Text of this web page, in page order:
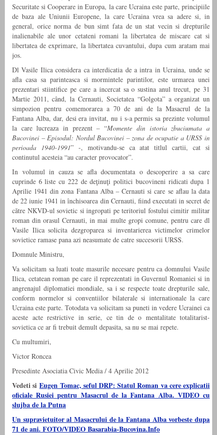
Securitate si Cooperare in Europa, la care Ucraina este parte, principiile
de baza ale Uniunii Europene, la care Ucraina vrea sa adere si, in
general, orice norma de bun simt fata de un stat vecin si drepturile
inalienabile ale unor cetateni romani la libertatea de miscare cat si
libertatea de exprimare, la libertatea cuvantului, dupa cum aratam mai
jos.
Dl Vasile Ilica considera ca interdicatia de a intra in Ucraina, unde se
afla casa sa parinteasca si mormintele parintilor, este urmarea unei
prezentari stiintifice pe care a incercat sa o sustina anul trecut, pe 31
Martie 2011, când, la Cernauti, Societatea “Golgota” a organizat un
simpozion pentru comemorarea a 70 de ani de la Masacrul de la
Fantana Alba, dar, desi era invitat, nu i s-a permis sa prezinte volumul
la care lucreaza in prezent – “Momente din istoria zbuciumata a
Bucovinei – Episodul: Nordul Bucovinei – zona de ocupatie a URSS in
perioada 1940-1991” -, motivandu-se ca atat titlul cartii, cat si
continutul acesteia “au caracter provocator”.
In volumul in cauza se afla documentata o descoperire a sa care
cuprinde 6 liste cu 222 de deţinuţi politici bucovineni ridicati dupa 1
Aprilie 1941 din zona Fantana Alba – Cernauti si care se aflau la data
de 22 iunie 1941 in închisoarea din Cernauti, fiind executati in secret de
către NKVD-ul sovietic si ingropati pe teritoriul fostului cimitir militar
roman din orasul Cernauti, in mai multe gropi comune, pentru care dl
Vasile Ilica solicita dezgroparea si inventarierea victimelor crimelor
sovietice ramase pana azi neasumate de catre succesorii URSS.
Domnule Ministru,
Va solicitam sa luati toate masurile necesare pentru ca domnului Vasile
Ilica, cetatean roman pe care il reprezentati in Guvernul Romaniei si in
angrenajul diplomatiei mondiale, sa i se respecte toate drepturile sale,
conform normelor si conventiilor bilaterale si internationale la care
Ucraina este parte. Totodata va solicitam sa puneti in vedere Ucrainei ca
aceste acte restrictive in serie, ce tin de o mentalitate totalitarist-
sovietica ce ar fi trebuit demult depasita, sa nu se mai repete.
Cu multumiri,
Victor Roncea
Presedinte Asociatia Civic Media / 4 Aprilie 2012
Vedeti siEugen Tomac, seful DRP: Statul Roman va cere explicatii
oficiale Rusiei pentru Masacrul de la Fantana Alba. VIDEO cu
slujba de la Putna
Un supravietuitor al Masacrului de la Fantana Alba vorbeste dupa
71 de ani. FOTO/VIDEO Basarabia-Bucovina.Info